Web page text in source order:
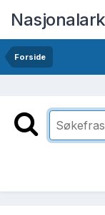
Forside